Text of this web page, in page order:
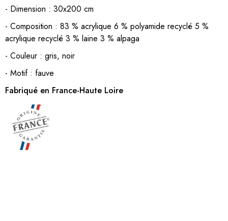
- Dimension : 30x200 cm
- Composition : 83 % acrylique 6 % polyamide recyclé 5 %
acrylique recyclé 3 % laine 3 % alpaga
- Couleur : gris, noir
- Motif : fauve
Fabriqué en France-Haute Loire